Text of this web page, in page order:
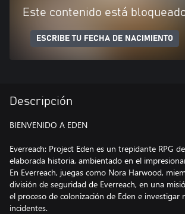
Este contenido está
ESCRIBE TU FECHA DE NACIMIENTO
Descripción
BIENVENIDO A EDEN
Everreach: Project Eden es un trepidante RPG
elaborada historia, ambientado en el
En Everreach, juegas como Nora Harwood,
división de seguridad de Everreach, en una
el proceso de colonización de Eden e investigar
incidentes.